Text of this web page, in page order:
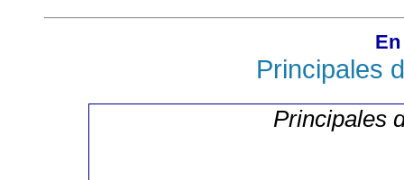
Principales
Principales